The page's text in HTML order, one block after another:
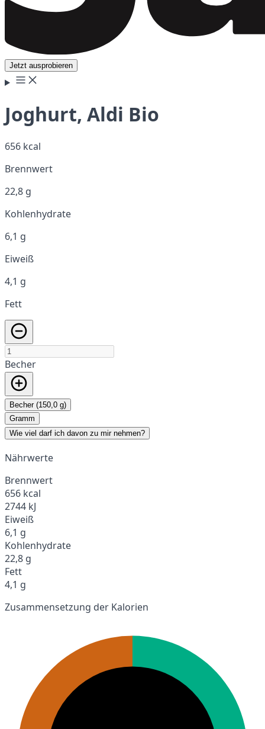
Jetzt ausprobieren
Joghurt, Aldi Bio
656 kcal
Brennwert
22,8 g
Kohlenhydrate
6,1 g
Eiweiß
4,1 g
Fett
Becher
Becher (150,0 g)
Gramm
Wie viel darf ich davon zu mir nehmen?
Nährwerte
Brennwert
656 kcal
2744 kJ
Eiweiß
6,1 g
Kohlenhydrate
22,8 g
Fett
4,1 g
Zusammensetzung der Kalorien